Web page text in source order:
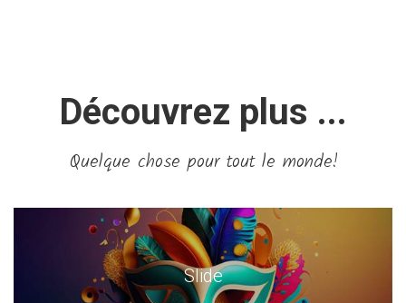
Découvrez plus ...
Quelque chose pour tout le monde!
Slide